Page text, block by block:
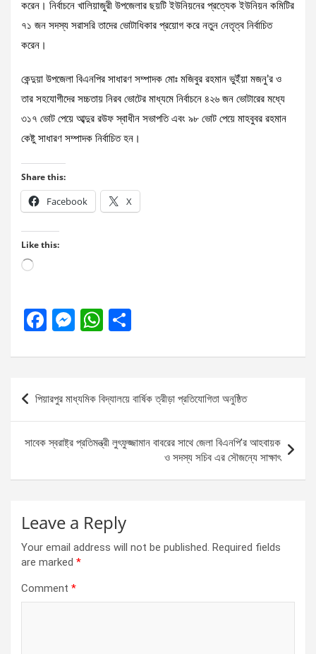
করেন। নির্বাচনে খালিয়াজুরী উপজেলার ছয়টি ইউনিয়নের প্রত্যেক ইউনিয়ন কমিটির
৭১ জন সদস্য সরাসরি তাদের ভোটাধিকার প্রয়োগ করে নতুন নেতৃত্ব নির্বাচিত
করেন।
কেন্দুয়া উপজেলা বিএনপির সাধারণ সম্পাদক মোঃ মজিবুর রহমান ভুইঁয়া মজনু’র ও
তার সহযোগীদের সচ্চতায় নিরব ভোটের মাধ্যমে নির্বাচনে ৪২৬ জন ভোটারের মধ্যে
৩১৭ ভোট পেয়ে আব্দুর রউফ স্বাধীন সভাপতি এবং ৯৮ ভোট পেয়ে মাহবুবর রহমান
কেষ্টু সাধারণ সম্পাদক নির্বাচিত হন।
Share this:
Facebook X
Like this:
Loading…
F
ce
o
o
k
M
se
n
g
er
W
at
s
A
p
p
ar
e
Post
navigation
পিয়ারপুর মাধ্যমিক বিদ্যালয়ে বার্ষিক ত্রীড়া প্রতিযোগিতা অনুষ্ঠিত
সাবেক স্বরাষ্ট্র প্রতিমন্ত্রী লুৎফুজ্জামান বাবরের সাথে জেলা বিএনপি’র আহবায়ক
ও সদস্য সচিব এর সৌজন্যে সাক্ষাৎ
Leave a Reply
Your email address will not be published. Required fields
are marked *
Comment *